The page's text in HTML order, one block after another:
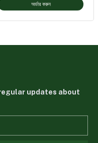
অর্ডার করুন
updates about